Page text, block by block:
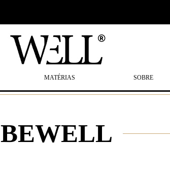
MATÉRIAS SOBRE
BEWELL